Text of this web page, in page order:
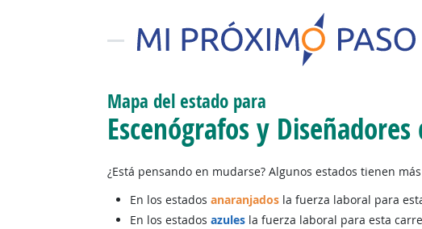
Mapa del estado para
Escenógrafos y Diseñadores
¿Está pensando en mudarse? Algunos estados tienen
En los estados anaranjadosla fuerza laboral para
En los estados azulesla fuerza laboral para esta